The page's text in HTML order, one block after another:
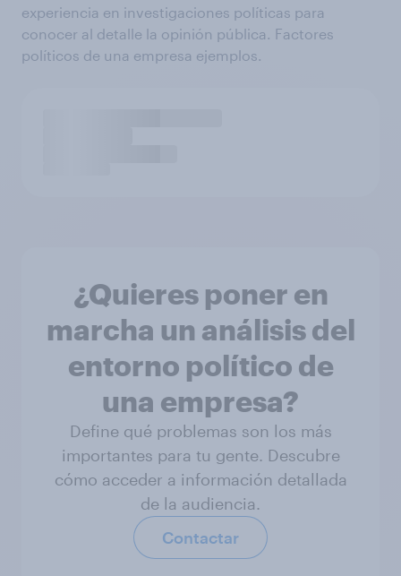
experiencia en investigaciones políticas para
conocer al detalle la opinión pública. Factores
políticos de una empresa ejemplos.
¿Quieres poner en
marcha un análisis del
entorno político de
una empresa?
Define qué problemas son los más
importantes para tu gente. Descubre
cómo acceder a información detallada
de la audiencia.
Contactar